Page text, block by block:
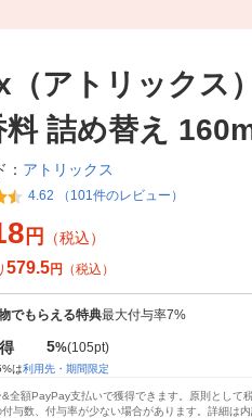
アトリックス
料 詰め替え
アトリックス
4.62 （101件のレビュー）
円 （税込）
579.5円 （税込）
でもらえる特典最大付与率7%
5%(105pt)
は利用先・期間限定
&全額PayPay支払いで獲得できます。原則として
付与数、付与率が少ない場合があります。詳細は内